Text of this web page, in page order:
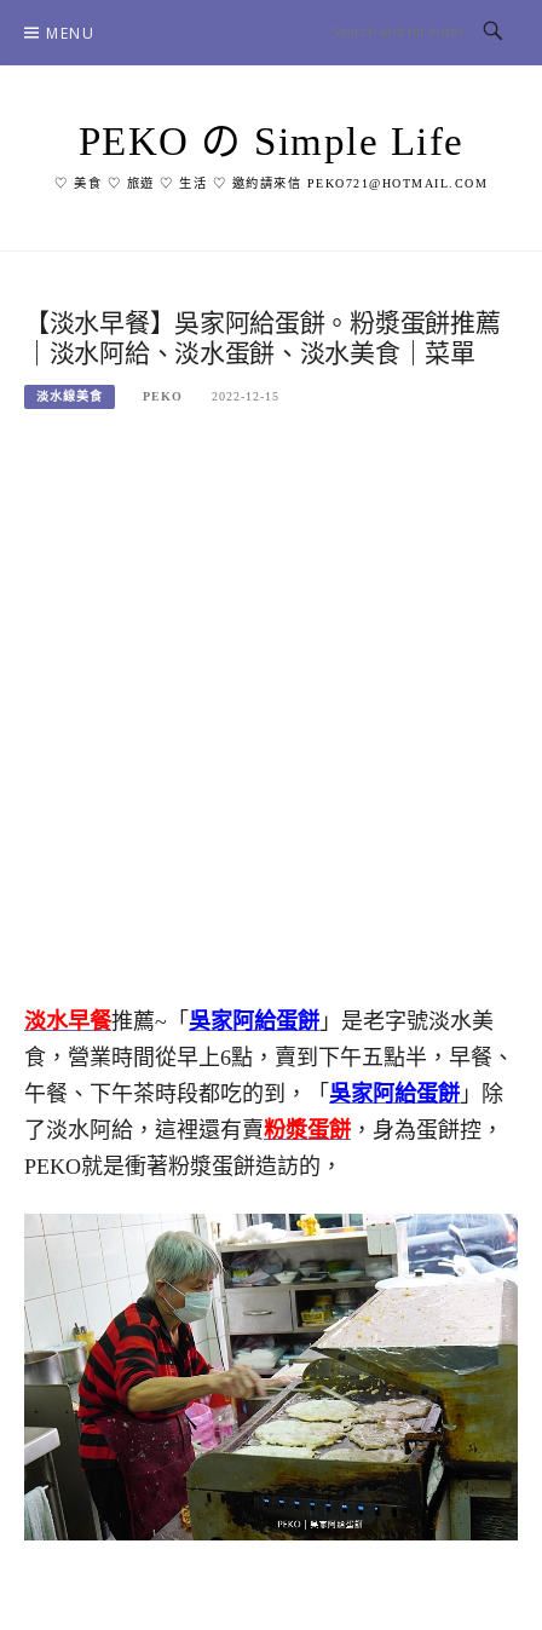
content
MENU
PEKO の Simple Life
♡ 美食 ♡ 旅遊 ♡ 生活 ♡ 邀約請來信 PEKO721@HOTMAIL.COM
【淡水早餐】吳家阿給蛋餅。粉漿蛋餅推薦
｜淡水阿給、淡水蛋餅、淡水美食｜菜單
淡水線美食 PEKO 2022-12-15
淡水早餐推薦~「 吳家阿給蛋餅 」是老字號淡水美
食，營業時間從早上6點，賣到下午五點半，早餐、
午餐、下午茶時段都吃的到，「 吳家阿給蛋餅 」除
了淡水阿給，這裡還有賣粉漿蛋餅 ，身為蛋餅控，
PEKO就是衝著粉漿蛋餅造訪的，